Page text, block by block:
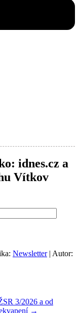
idnes.cz a
Vítkov
Newsletter| Autor:
3/2026 a od
→